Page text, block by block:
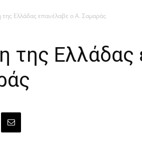
της Ελλάδας επανέλαβε ο Α. Σαμαράς
της Ελλάδας